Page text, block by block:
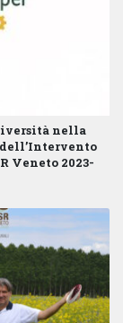
nella
Intervento
Veneto 2023-